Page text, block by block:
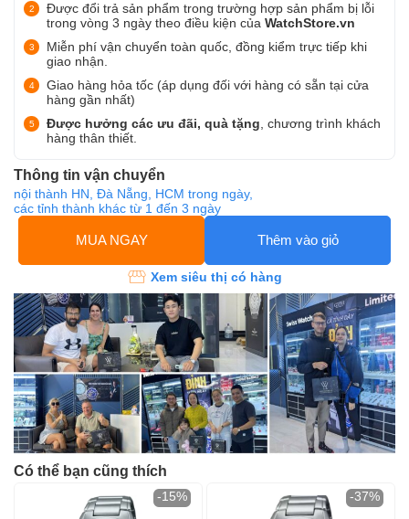
Được đổi trả sản phẩm trong trường hợp sản phẩm bị lỗi
trong vòng 3 ngày theo điều kiện của WatchStore.vn
Miễn phí vận chuyển toàn quốc, đồng kiểm trực tiếp khi
giao nhận.
Giao hàng hỏa tốc (áp dụng đối với hàng có sẵn tại cửa
hàng gần nhất)
Được hưởng các ưu đãi, quà tặng , chương trình khách
hàng thân thiết.
Thông tin vận chuyển
nội thành HN, Đà Nẵng, HCM trong ngày,
các tỉnh thành khác từ 1 đến 3 ngày
MUA NGAY Thêm vào giỏ
Xem siêu thị có hàng
Có thể bạn cũng thích
-15% -37%